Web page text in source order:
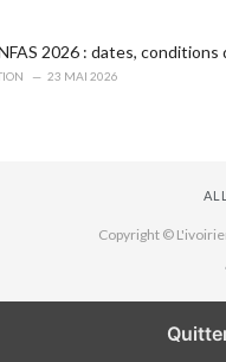
2026 : dates, conditions
23 MAI 2026
Copyright ©